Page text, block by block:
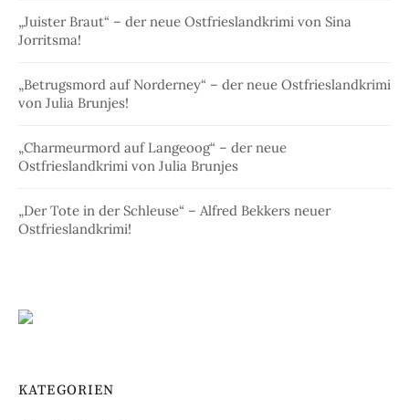
„Juister Braut“ – der neue Ostfrieslandkrimi von Sina
Jorritsma!
„Betrugsmord auf Norderney“ – der neue Ostfrieslandkrimi
von Julia Brunjes!
„Charmeurmord auf Langeoog“ – der neue
Ostfrieslandkrimi von Julia Brunjes
„Der Tote in der Schleuse“ – Alfred Bekkers neuer
Ostfrieslandkrimi!
KATEGORIEN